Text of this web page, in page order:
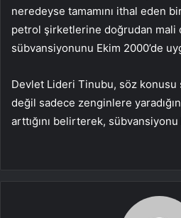
neredeyse tamamını ithal eden
petrol şirketlerine doğrudan mali
sübvansiyonunu Ekim 2000’de
Devlet Lideri Tinubu, söz
değil sadece zenginlere
arttığını belirterek, sübvansiyonu